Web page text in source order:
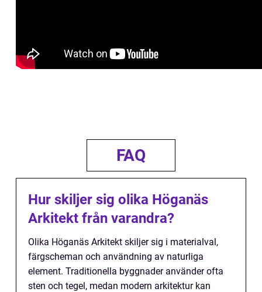
FAQ
Hur skiljer sig olika Höganäs
Arkitekt från varandra?
Olika Höganäs Arkitekt skiljer sig i materialval,
färgscheman och användning av naturliga
element. Traditionella byggnader använder ofta
sten och tegel, medan modern arkitektur kan